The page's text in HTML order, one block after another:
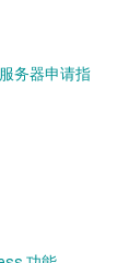
务器申请指